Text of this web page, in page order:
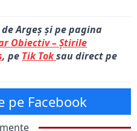
Argeș și pe pagina
Obiectiv – Știrile
, pe Tik Toksau direct pe
pe Facebook